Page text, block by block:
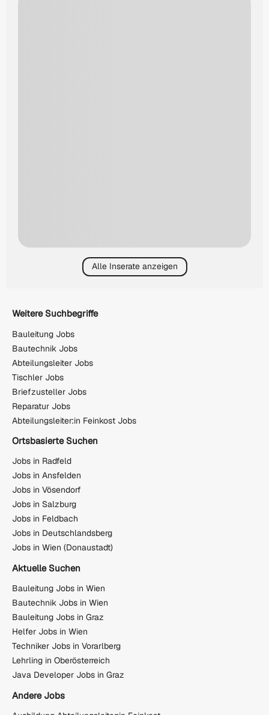
Alle Inserate anzeigen
Weitere Suchbegriffe
Bauleitung Jobs
Bautechnik Jobs
Abteilungsleiter Jobs
Tischler Jobs
Briefzusteller Jobs
Reparatur Jobs
Abteilungsleiter:in Feinkost Jobs
Ortsbasierte Suchen
Jobs in Radfeld
Jobs in Ansfelden
Jobs in Vösendorf
Jobs in Salzburg
Jobs in Feldbach
Jobs in Deutschlandsberg
Jobs in Wien (Donaustadt)
Aktuelle Suchen
Bauleitung Jobs in Wien
Bautechnik Jobs in Wien
Bauleitung Jobs in Graz
Helfer Jobs in Wien
Techniker Jobs in Vorarlberg
Lehrling in Oberösterreich
Java Developer Jobs in Graz
Andere Jobs